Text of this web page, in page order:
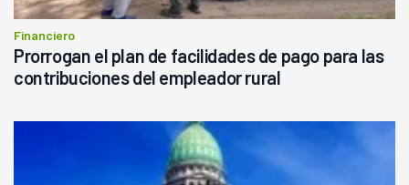
Financiero
Prorrogan el plan de facilidades de pago para las
contribuciones del empleador rural